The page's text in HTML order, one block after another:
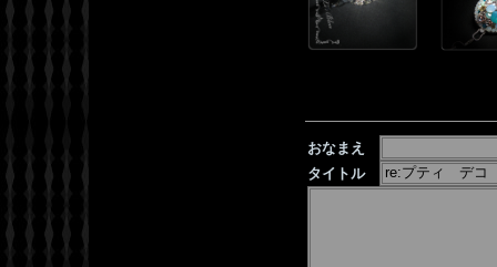
おなまえ
タイトル